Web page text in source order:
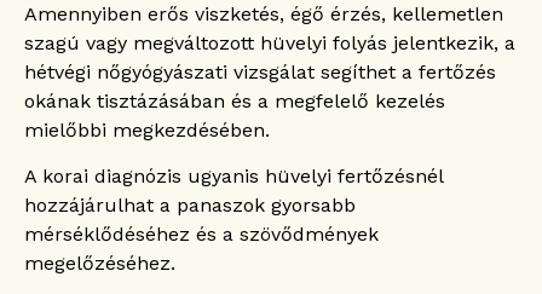
Amennyiben erős viszketés, égő érzés, kellemetlen
szagú vagy megváltozott hüvelyi folyás jelentkezik, a
hétvégi nőgyógyászati vizsgálat segíthet a fertőzés
okának tisztázásában és a megfelelő kezelés
mielőbbi megkezdésében.
A korai diagnózis ugyanis hüvelyi fertőzésnél
hozzájárulhat a panaszok gyorsabb
mérséklődéséhez és a szövődmények
megelőzéséhez.